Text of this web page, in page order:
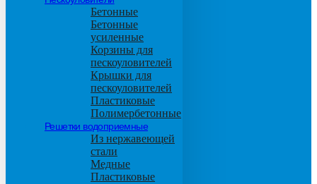
Бетонные
Бетонные
усиленные
Корзины для
пескоуловителей
Крышки для
пескоуловителей
Пластиковые
Полимербетонные
Решетки водоприемные
Из нержавеющей
стали
Медные
Пластиковые